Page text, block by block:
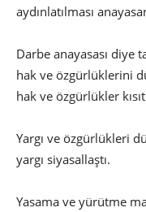
aydınlatılması
Darbe anayasası diye
hak ve özgürlüklerini
hak ve özgürlükler
Yargı ve özgürlükleri
yargı siyasallaştı.
Yasama ve yürütme